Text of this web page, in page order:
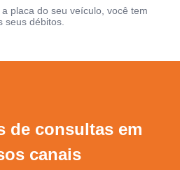
placa do seu veículo, você tem
seus débitos.
de consultas em
canais